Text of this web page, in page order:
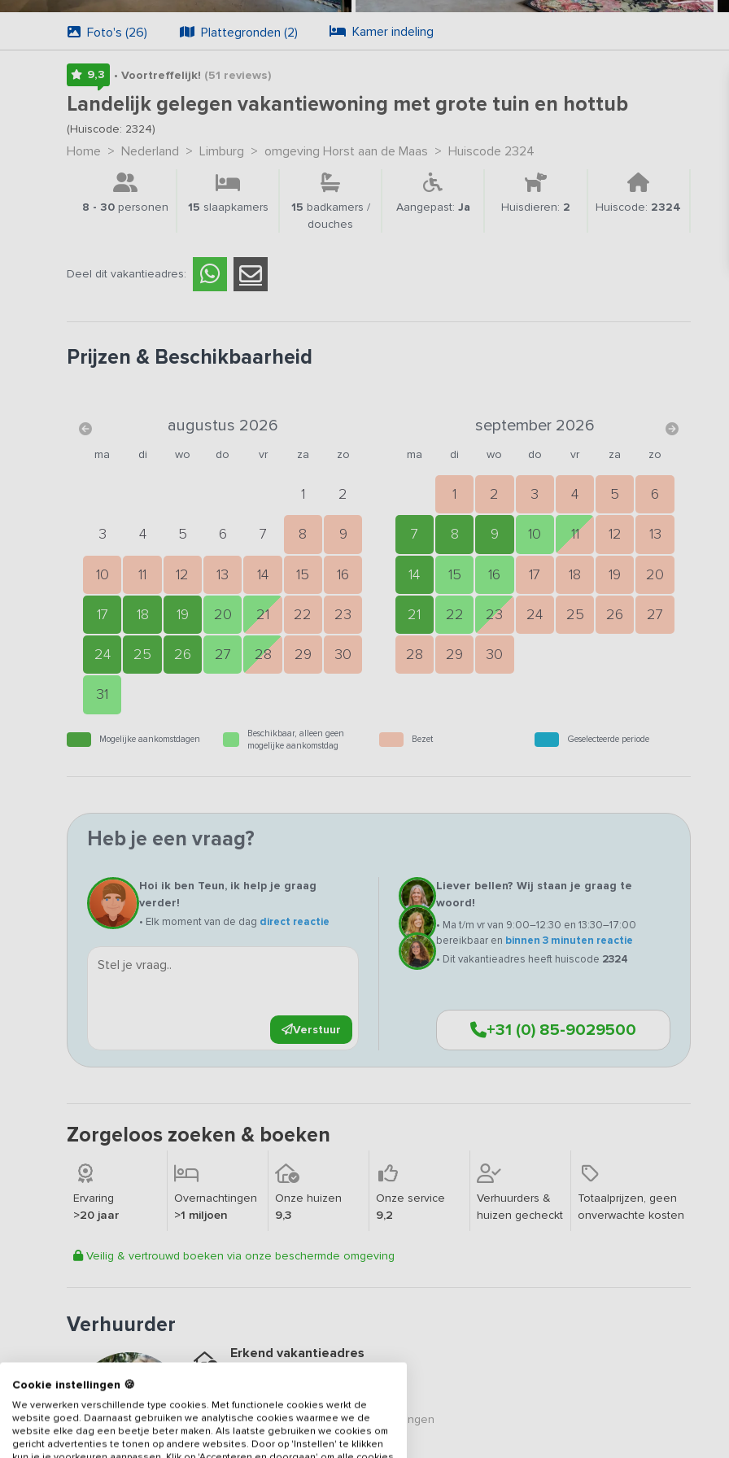
Foto's (26) Plattegronden (2) Kamer indeling
9,3 • Voortreffelijk! (51 reviews)
Landelijk gelegen vakantiewoning met grote tuin en hottub
(Huiscode: 2324)
Home > Nederland > Limburg > omgeving Horst aan de Maas > Huiscode 2324
8 - 30 personen 15 slaapkamers 15 badkamers /
douches
Aangepast: Ja Huisdieren: 2 Huiscode: 2324
Deel dit vakantieadres:
Prijzen & Beschikbaarheid
augustus 2026
ma di wo do vr za zo
1 2
3 4 5 6 7 8 9
10 11 12 13 14 15 16
17 18 19 20 21 22 23
24 25 26 27 28 29 30
31
september 2026
ma di wo do vr za zo
1 2 3 4 5 6
7 8 9 10 11 12 13
14 15 16 17 18 19 20
21 22 23 24 25 26 27
28 29 30
Mogelijke aankomstdagen
Beschikbaar, alleen geen
mogelijke aankomstdag
Bezet Geselecteerde periode
Heb je een vraag?
Hoi ik ben Teun, ik help je graag
verder!
• Elk moment van de dag direct reactie
Verstuur
Liever bellen? Wij staan je graag te
woord!
• Ma t/m vr van 9:00–12:30 en 13:30–17:00
bereikbaar en binnen 3 minuten reactie
• Dit vakantieadres heeft huiscode 2324
+31 (0) 85-9029500
Zorgeloos zoeken & boeken
Ervaring
>20 jaar
Overnachtingen
>1 miljoen
Onze huizen
9,3
Onze service
9,2
Verhuurders &
huizen gecheckt
Totaalprijzen, geen
onverwachte kosten
Veilig & vertrouwd boeken via onze beschermde omgeving
Verhuurder
Erkend vakantieadres
Geweldige locatie
Een9.3op basis van51beoordelingen
Veilig & vertrouwd
Cookie instellingen 🍪
We verwerken verschillende type cookies. Met functionele cookies werkt de
website goed. Daarnaast gebruiken we analytische cookies waarmee we de
website elke dag een beetje beter maken. Als laatste gebruiken we cookies om
gericht advertenties te tonen op andere websites. Door op 'Instellen' te klikken